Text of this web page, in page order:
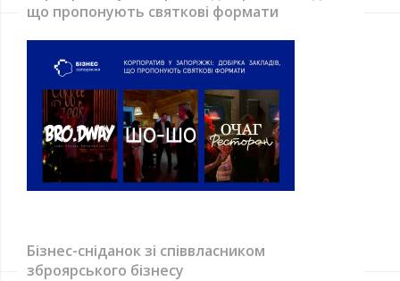
що пропонують святкові формати
Бізнес-сніданок зі співвласником
зброярського бізнесу